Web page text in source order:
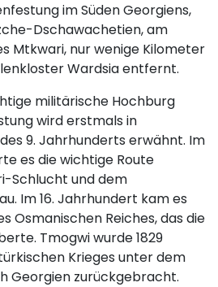
im Süden Georgiens,
Dschawachetien, am
Mtkwari, nur wenige Kilometer
Wardsia entfernt.
militärische Hochburg
wird erstmals in
9. Jahrhunderts erwähnt. Im
es die wichtige Route
Schlucht und dem
Im 16. Jahrhundert kam es
Osmanischen Reiches, das die
Tmogwi wurde 1829
Krieges unter dem
Georgien zurückgebracht.